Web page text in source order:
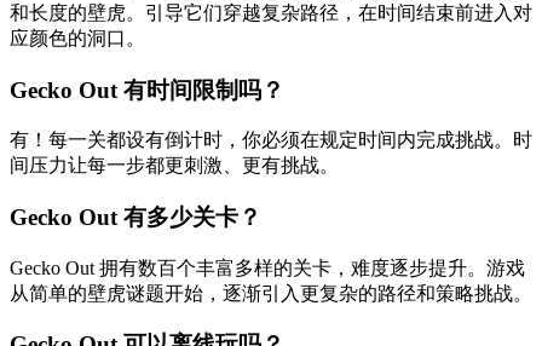
和长度的壁虎。引导它们穿越复杂路径，在时间结束前进入对
应颜色的洞口。
Gecko Out 有时间限制吗？
有！每一关都设有倒计时，你必须在规定时间内完成挑战。时
间压力让每一步都更刺激、更有挑战。
Gecko Out 有多少关卡？
Gecko Out 拥有数百个丰富多样的关卡，难度逐步提升。游戏
从简单的壁虎谜题开始，逐渐引入更复杂的路径和策略挑战。